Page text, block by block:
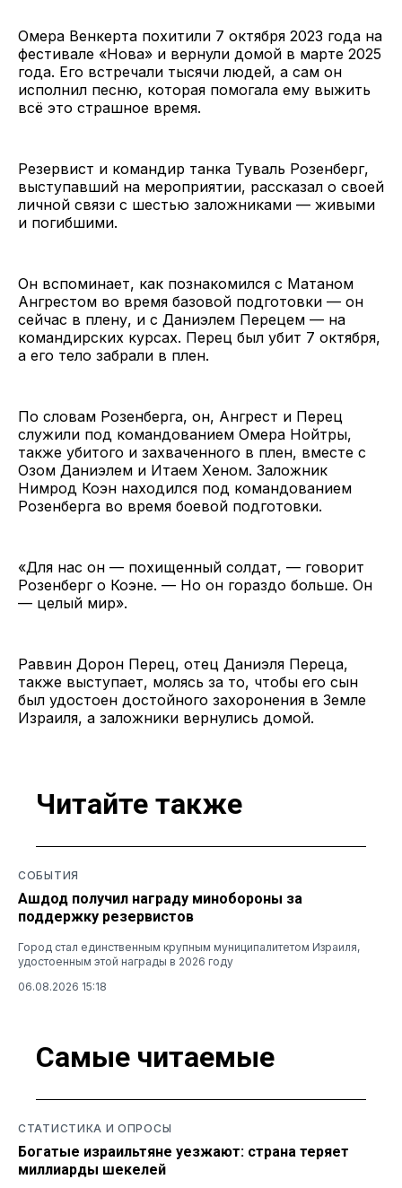
Омера Венкерта похитили 7 октября 2023 года на
фестивале «Нова» и вернули домой в марте 2025
года. Его встречали тысячи людей, а сам он
исполнил песню, которая помогала ему выжить
всё это страшное время.
Резервист и командир танка Туваль Розенберг,
выступавший на мероприятии, рассказал о своей
личной связи с шестью заложниками — живыми
и погибшими.
Он вспоминает, как познакомился с Матаном
Ангрестом во время базовой подготовки — он
сейчас в плену, и с Даниэлем Перецем — на
командирских курсах. Перец был убит 7 октября,
а его тело забрали в плен.
По словам Розенберга, он, Ангрест и Перец
служили под командованием Омера Нойтры,
также убитого и захваченного в плен, вместе с
Озом Даниэлем и Итаем Хеном. Заложник
Нимрод Коэн находился под командованием
Розенберга во время боевой подготовки.
«Для нас он — похищенный солдат, — говорит
Розенберг о Коэне. — Но он гораздо больше. Он
— целый мир».
Раввин Дорон Перец, отец Даниэля Переца,
также выступает, молясь за то, чтобы его сын
был удостоен достойного захоронения в Земле
Израиля, а заложники вернулись домой.
Читайте также
СОБЫТИЯ
Ашдод получил награду минобороны за
поддержку резервистов
Город стал единственным крупным муниципалитетом Израиля,
удостоенным этой награды в 2026 году
06.08.2026 15:18
Самые читаемые
СТАТИСТИКА И ОПРОСЫ
Богатые израильтяне уезжают: страна теряет
миллиарды шекелей